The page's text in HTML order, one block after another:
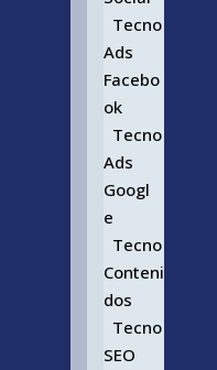
Tecno
Ads
Facebo
ok
Tecno
Ads
Googl
e
Tecno
Conteni
dos
Tecno
SEO